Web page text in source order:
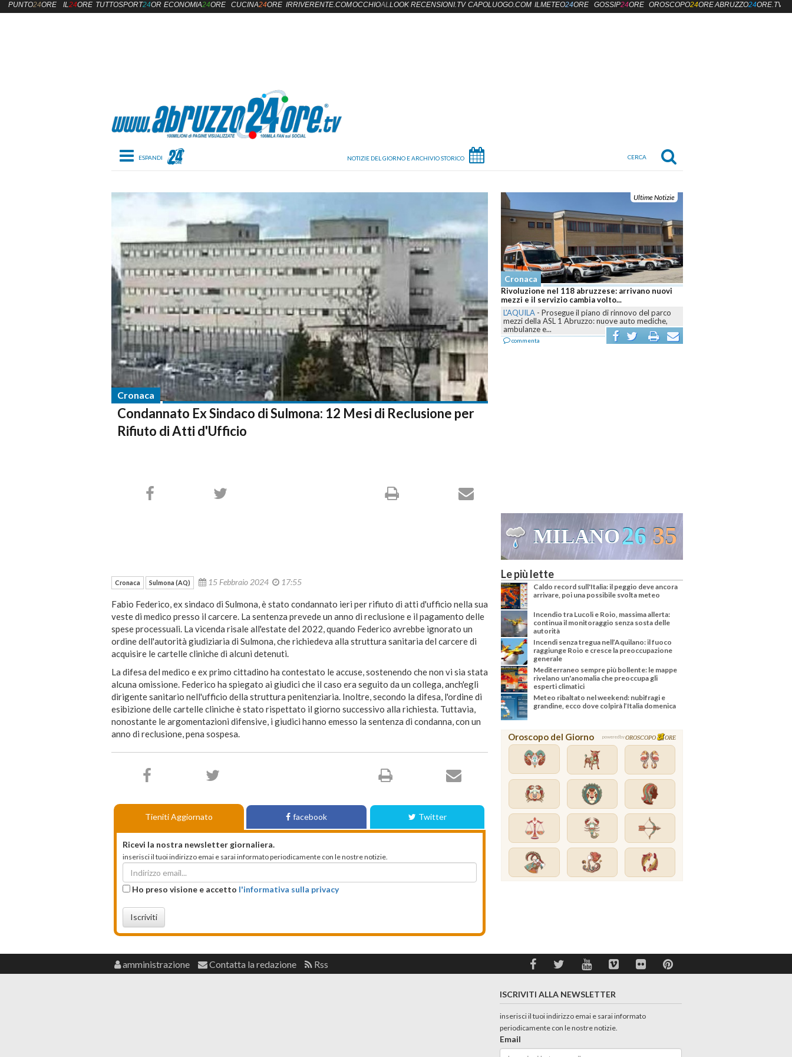
Toggle navigation
Cronaca
Condannato Ex Sindaco di Sulmona: 12 Mesi di Reclusione per
Rifiuto di Atti d'Ufficio
Ultime Notizie
Cronaca
Rivoluzione nel 118 abruzzese: arrivano nuovi
mezzi e il servizio cambia volto...
L'AQUILA - Prosegue il piano di rinnovo del parco
mezzi della ASL 1 Abruzzo: nuove auto mediche,
ambulanze e...
commenta
MILANO26 35
Cronaca Sulmona (AQ) 15 Febbraio 2024 17:55
Fabio Federico, ex sindaco di Sulmona, è stato condannato ieri per rifiuto di atti d'ufficio nella sua
veste di medico presso il carcere. La sentenza prevede un anno di reclusione e il pagamento delle
spese processuali. La vicenda risale all'estate del 2022, quando Federico avrebbe ignorato un
ordine dell'autorità giudiziaria di Sulmona, che richiedeva alla struttura sanitaria del carcere di
acquisire le cartelle cliniche di alcuni detenuti.
La difesa del medico e ex primo cittadino ha contestato le accuse, sostenendo che non vi sia stata
alcuna omissione. Federico ha spiegato ai giudici che il caso era seguito da un collega, anch'egli
dirigente sanitario nell'ufficio della struttura penitenziaria. Inoltre, secondo la difesa, l'ordine di
esibizione delle cartelle cliniche è stato rispettato il giorno successivo alla richiesta. Tuttavia,
nonostante le argomentazioni difensive, i giudici hanno emesso la sentenza di condanna, con un
anno di reclusione, pena sospesa.
Tieniti Aggiornato facebook Twitter
Ricevi la nostra newsletter giornaliera.
inserisci il tuoi indirizzo emai e sarai informato periodicamente con le nostre notizie.
Ho preso visione e accetto l'informativa sulla privacy
Iscriviti
Le più lette
Caldo record sull'Italia: il peggio deve ancora
arrivare, poi una possibile svolta meteo
Incendio tra Lucoli e Roio, massima allerta:
continua il monitoraggio senza sosta delle
autorità
Incendi senza tregua nell’Aquilano: il fuoco
raggiunge Roio e cresce la preoccupazione
generale
Mediterraneo sempre più bollente: le mappe
rivelano un'anomalia che preoccupa gli
esperti climatici
Meteo ribaltato nel weekend: nubifragi e
grandine, ecco dove colpirà l’Italia domenica
Oroscopo del Giorno powered byOROSCOPO ORE
PUNTO24ORE IL24ORE TUTTOSPORT24OREECONOMIA24ORE CUCINA24ORE IRRIVERENTE.COMOCCHIOALLOOK RECENSIONI.TV CAPOLUOGO.COM ILMETEO24ORE GOSSIP24ORE OROSCOPO24OREABRUZZO24ORE.TV
amministrazione Contatta la redazione Rss
ISCRIVITI ALLA NEWSLETTER
inserisci il tuoi indirizzo emai e sarai informato
periodicamente con le nostre notizie.
Email